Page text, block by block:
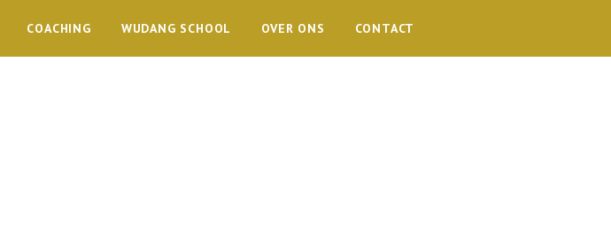
COACHING WUDANG SCHOOL OVER ONS CONTACT